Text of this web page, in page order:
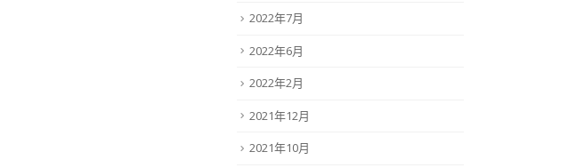
2022年7月
2022年6月
2022年2月
2021年12月
2021年10月